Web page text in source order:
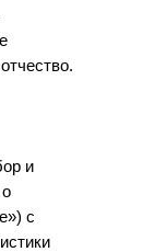
и
с